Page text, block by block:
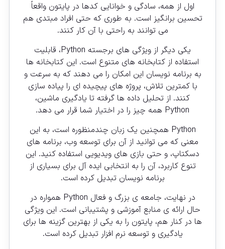
اول از همه، سادگی و خوانایی کدها در پایتون واقعاً
تحسین برانگیز است. به طوری که حتی افراد مبتدی هم
می توانند به راحتی با آن کار کنند.
یکی دیگر از ویژگی های برجسته Python، قابلیت
استفاده از کتابخانه های متنوع است. این کتابخانه ها
به برنامه نویسان این امکان را می دهند که به سرعت و
با کمترین تلاش، پروژه های پیچیده ای را پیاده سازی
کنند. از تحلیل داده ها گرفته تا یادگیری ماشین،
Python همه چیز را در اختیار شما قرار می دهد.
Python همچنین یک زبان چندمنظوره است، به این
معنی که می توانید از آن برای توسعه وب، برنامه های
دسکتاپ، و حتی بازی های ویدیویی استفاده کنید. این
تنوع کاربرد، آن را به انتخابی ایده آل برای بسیاری از
برنامه نویسان تبدیل کرده است.
در نهایت، جامعه ی بزرگ و فعال Python همواره در
حال ارائه ی منابع آموزشی و پشتیبانی است. این ویژگی
ها در کنار هم، پایتون را به یکی از بهترین گزینه ها برای
یادگیری و توسعه نرم افزار تبدیل کرده است.